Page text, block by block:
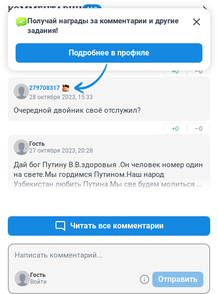
КОММЕНТАРИИ 462
Гость
Здоровья и терпения нашему уважаемому ВВПУТИНУ!
+0 –0
279708317
Получай награды за комментарии и другие
задания!
Подробнее в профиле
28 октября 2023, 15:33
Очередной двойник своё отслужил?
+0 –0
Гость
27 октября 2023, 20:28
Дай бог Путину В.В.здоровыя .Он человек номер один
на свете.Мы гордимся Путином.Наш народ
Узбекистан любить Путина.Мы све будем молиться за
Читать все комментарии
Гость
Войти
Отправить